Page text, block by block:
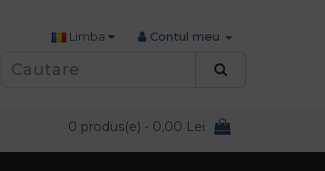
Contul meu
Limba
0 produs(e) - 0,00 Lei